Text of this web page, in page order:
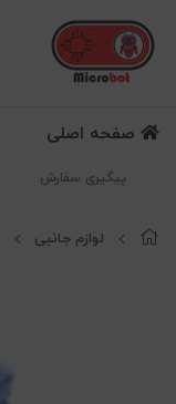
صفحه اصلی
پیگیری سفارش
لوازم جانبی